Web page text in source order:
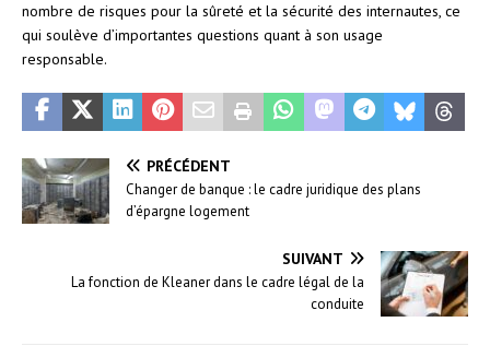
nombre de risques pour la sûreté et la sécurité des internautes, ce
qui soulève d’importantes questions quant à son usage
responsable.
PRÉCÉDENT
Changer de banque : le cadre juridique des plans
d’épargne logement
SUIVANT
La fonction de Kleaner dans le cadre légal de la
conduite